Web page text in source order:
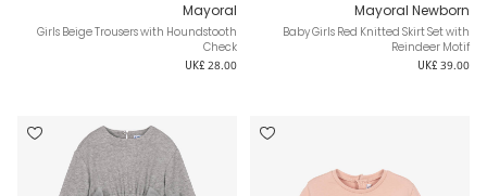
Mayoral Newborn
Baby Girls Red Knitted Skirt Set with
Reindeer Motif
UK£ 39.00
Mayoral
Girls Beige Trousers with Houndstooth
Check
UK£ 28.00